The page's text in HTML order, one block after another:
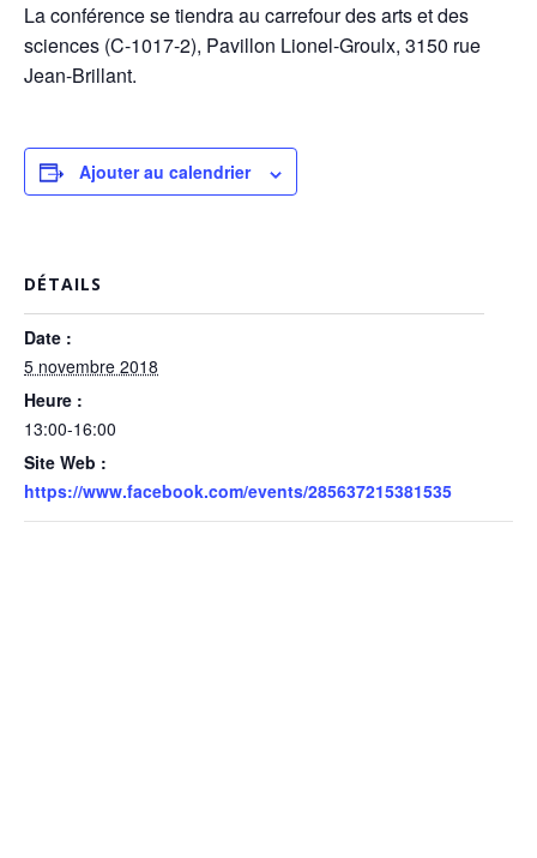
La conférence se tiendra au carrefour des arts et des
sciences (C-1017-2), Pavillon Lionel-Groulx, 3150 rue
Jean-Brillant.
Ajouter au calendrier
DÉTAILS
Date :
5 novembre 2018
Heure :
13:00-16:00
Site Web :
https://www.facebook.com/events/285637215381535